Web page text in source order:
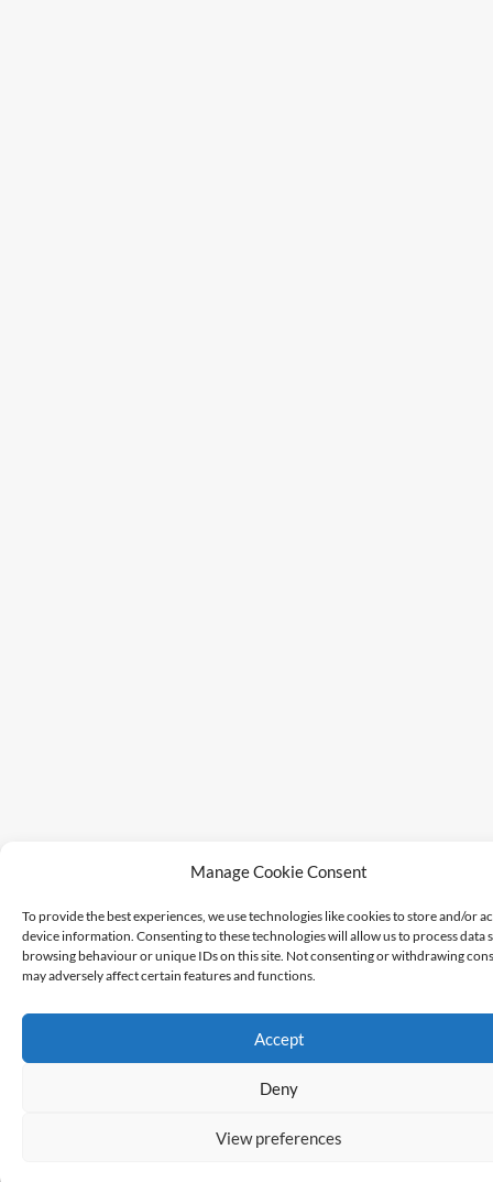
Manage Cookie Consent
To provide the best experiences, we use technologies like cookies to store and/or
device information. Consenting to these technologies will allow us to process data
browsing behaviour or unique IDs on this site. Not consenting or withdrawing
may adversely affect certain features and functions.
Accept
Deny
View preferences